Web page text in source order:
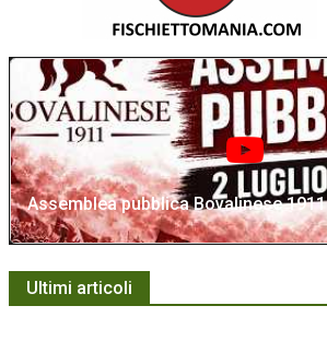
Assemblea pubblica Bovalinese 1911
Ultimi articoli